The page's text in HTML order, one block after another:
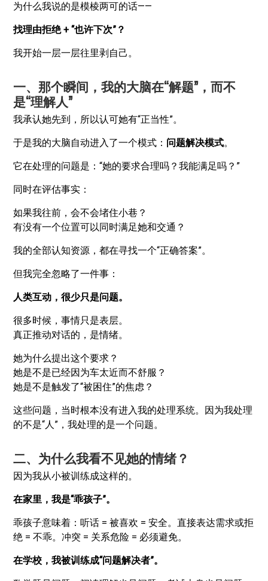
为什么我说的是模棱两可的话——
找理由拒绝 + “也许下次”？
我开始一层一层往里剥自己。
一、那个瞬间，我的大脑在“解题”，而不
是“理解人”
我承认她先到，所以认可她有“正当性”。
于是我的大脑自动进入了一个模式： 问题解决模式。
它在处理的问题是：“她的要求合理吗？我能满足吗？”
同时在评估事实：
如果我往前，会不会堵住小巷？
有没有一个位置可以同时满足她和交通？
我的全部认知资源，都在寻找一个“正确答案”。
但我完全忽略了一件事：
人类互动，很少只是问题。
很多时候，事情只是表层。
真正推动对话的，是情绪。
她为什么提出这个要求？
她是不是已经因为车太近而不舒服？
她是不是触发了“被困住”的焦虑？
这些问题，当时根本没有进入我的处理系统。因为我处理
的不是“人”，我处理的是一个问题。
二、为什么我看不见她的情绪？
因为我从小被训练成这样的。
在家里，我是“乖孩子”。
乖孩子意味着：听话 = 被喜欢 = 安全。直接表达需求或拒
绝 = 不乖。冲突 = 关系危险 = 必须避免。
在学校，我被训练成“问题解决者”。